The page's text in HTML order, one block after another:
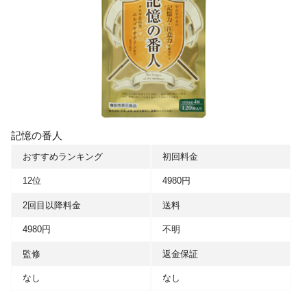
記憶の番人
おすすめランキング
12位
初回料金
4980円
2回目以降料金
4980円
送料
不明
監修
なし
返金保証
なし